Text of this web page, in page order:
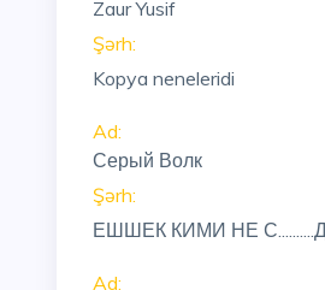
Zaur Yusif
Şərh:
Kopya neneleridi
Ad:
Серый Волк
Şərh:
ЕШШЕК КИМИ НЕ
Ad: